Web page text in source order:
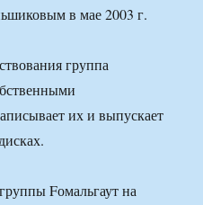
в мае 2003 г.
группа
их и выпускает
Fомальгаут на